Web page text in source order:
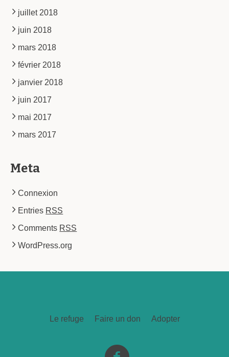
juillet 2018
juin 2018
mars 2018
février 2018
janvier 2018
juin 2017
mai 2017
mars 2017
Meta
Connexion
Entries RSS
Comments RSS
WordPress.org
Le refuge Faire un don Adopter